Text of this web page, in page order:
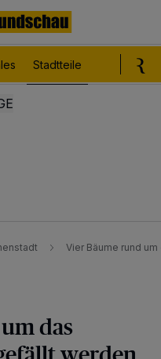
Stadtteile
Vier Bäume rund
das
werden